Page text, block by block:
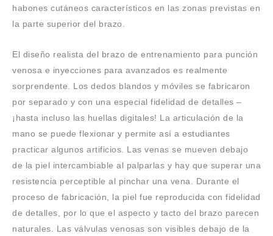
habones cutáneos característicos en las zonas previstas en
la parte superior del brazo.
El diseño realista del brazo de entrenamiento para punción
venosa e inyecciones para avanzados es realmente
sorprendente. Los dedos blandos y móviles se fabricaron
por separado y con una especial fidelidad de detalles –
¡hasta incluso las huellas digitales! La articulación de la
mano se puede flexionar y permite así a estudiantes
practicar algunos artificios. Las venas se mueven debajo
de la piel intercambiable al palparlas y hay que superar una
resistencia perceptible al pinchar una vena. Durante el
proceso de fabricación, la piel fue reproducida con fidelidad
de detalles, por lo que el aspecto y tacto del brazo parecen
naturales. Las válvulas venosas son visibles debajo de la